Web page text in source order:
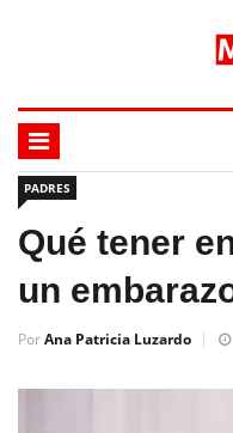
PADRES
Qué tener
un
PorAna Patricia Luzardo